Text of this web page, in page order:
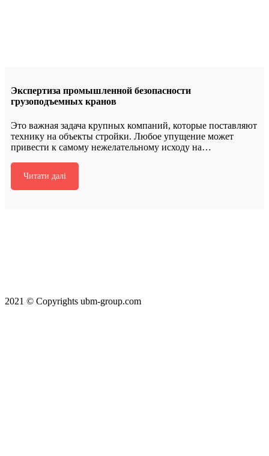
Экспертиза промышленной безопасности
грузоподъемных кранов
Это важная задача крупных компаний, которые поставляют
технику на объекты стройки. Любое упущение может
привести к самому нежелательному исходу на…
Читати далі
2021 © Copyrights ubm-group.com